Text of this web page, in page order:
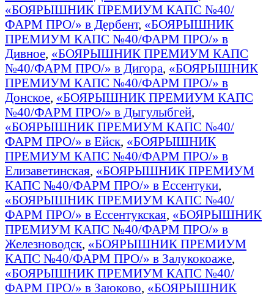
«БОЯРЫШНИК ПРЕМИУМ КАПС №40/
ФАРМ ПРО/» в Дербент, «БОЯРЫШНИК
ПРЕМИУМ КАПС №40/ФАРМ ПРО/» в
Дивное, «БОЯРЫШНИК ПРЕМИУМ КАПС
№40/ФАРМ ПРО/» в Дигора, «БОЯРЫШНИК
ПРЕМИУМ КАПС №40/ФАРМ ПРО/» в
Донское, «БОЯРЫШНИК ПРЕМИУМ КАПС
№40/ФАРМ ПРО/» в Дыгулыбгей,
«БОЯРЫШНИК ПРЕМИУМ КАПС №40/
ФАРМ ПРО/» в Ейск, «БОЯРЫШНИК
ПРЕМИУМ КАПС №40/ФАРМ ПРО/» в
Елизаветинская, «БОЯРЫШНИК ПРЕМИУМ
КАПС №40/ФАРМ ПРО/» в Ессентуки,
«БОЯРЫШНИК ПРЕМИУМ КАПС №40/
ФАРМ ПРО/» в Ессентукская, «БОЯРЫШНИК
ПРЕМИУМ КАПС №40/ФАРМ ПРО/» в
Железноводск, «БОЯРЫШНИК ПРЕМИУМ
КАПС №40/ФАРМ ПРО/» в Залукокоаже,
«БОЯРЫШНИК ПРЕМИУМ КАПС №40/
ФАРМ ПРО/» в Заюково, «БОЯРЫШНИК